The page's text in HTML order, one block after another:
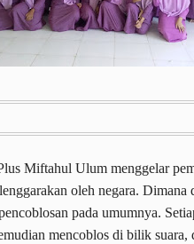
Miftahul Ulum menggelar
oleh negara. Dimana
pada umumnya.
mencoblos di bilik suara,